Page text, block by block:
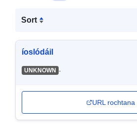
Sort
íoslódáil
UNKNOWN -
URL rochtana